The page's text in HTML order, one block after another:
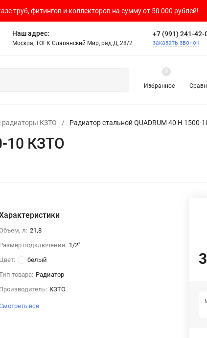
труб, фитингов и коллекторов на сумму от 50 000 рублей!
Наш адрес:
Москва, ТОГК Славянский Мир, ряд Д, 28/2
+7 (991) 241-42-
заказать звонок
Избранное
0
радиаторы КЗТО / Радиатор стальной QUADRUM 40 H 1500-
10 КЗТО
л: 21,8
Размер подключения: 1/2"
Цвет:
белый
товара: Радиатор
Производитель: КЗТО
все